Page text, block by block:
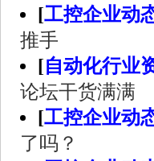
[工控企业动
推手
[自动化行业
论坛干货满满
[工控企业动
了吗？